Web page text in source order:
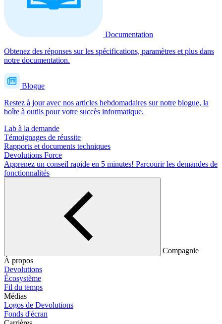
Documentation
Obtenez des réponses sur les spécifications, paramètres et plus dans
notre documentation.
Blogue
Restez à jour avec nos articles hebdomadaires sur notre blogue, la
boîte à outils pour votre succès informatique.
Lab à la demande
Témoignages de réussite
Rapports et documents techniques
Devolutions Force
Apprenez un conseil rapide en 5 minutes! Parcourir les demandes de
fonctionnalités
Compagnie
À propos
Devolutions
Écosystème
Fil du temps
Médias
Logos de Devolutions
Fonds d'écran